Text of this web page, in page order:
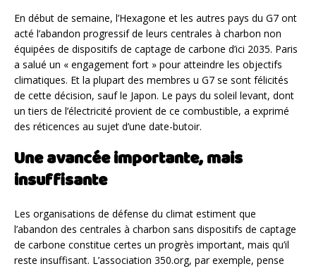
En début de semaine, l’Hexagone et les autres pays du G7 ont
acté l’abandon progressif de leurs centrales à charbon non
équipées de dispositifs de captage de carbone d’ici 2035. Paris
a salué un « engagement fort » pour atteindre les objectifs
climatiques. Et la plupart des membres u G7 se sont félicités
de cette décision, sauf le Japon. Le pays du soleil levant, dont
un tiers de l’électricité provient de ce combustible, a exprimé
des réticences au sujet d’une date-butoir.
Une avancée importante, mais
insuffisante
Les organisations de défense du climat estiment que
l’abandon des centrales à charbon sans dispositifs de captage
de carbone constitue certes un progrès important, mais qu’il
reste insuffisant. L’association 350.org, par exemple, pense